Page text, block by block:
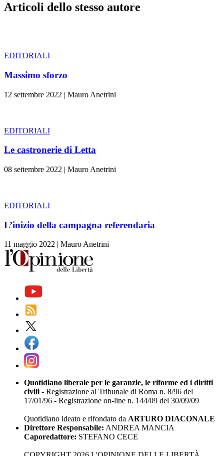
Articoli dello stesso autore
EDITORIALI
Massimo sforzo
12 settembre 2022 | Mauro Anetrini
EDITORIALI
Le castronerie di Letta
08 settembre 2022 | Mauro Anetrini
EDITORIALI
L’inizio della campagna referendaria
11 maggio 2022 | Mauro Anetrini
Quotidiano liberale per le garanzie, le riforme ed i diritti
civili- Registrazione al Tribunale di Roma n. 8/96 del
17/01/96 - Registrazione on-line n. 144/09 del 30/09/09
Quotidiano ideato e rifondato da ARTURO DIACONALE
Direttore Responsabile: ANDREA MANCIA
Caporedattore: STEFANO CECE